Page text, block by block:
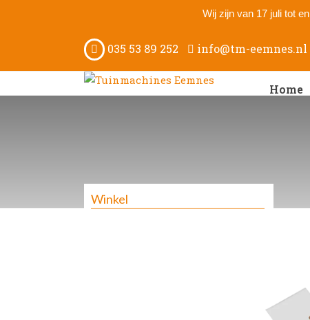
Wij zijn van 17 juli tot
035 53 89 252 info@tm-eemnes.nl
Home
Winkel